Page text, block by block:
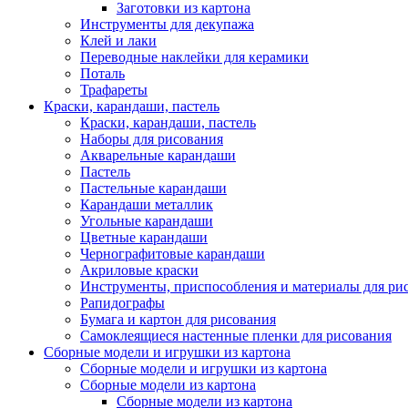
Заготовки из картона
Инструменты для декупажа
Клей и лаки
Переводные наклейки для керамики
Поталь
Трафареты
Краски, карандаши, пастель
Краски, карандаши, пастель
Наборы для рисования
Акварельные карандаши
Пастель
Пастельные карандаши
Карандаши металлик
Угольные карандаши
Цветные карандаши
Чернографитовые карандаши
Акриловые краски
Инструменты, приспособления и материалы для
Рапидографы
Бумага и картон для рисования
Самоклеящиеся настенные пленки для рисования
Сборные модели и игрушки из картона
Сборные модели и игрушки из картона
Сборные модели из картона
Сборные модели из картона